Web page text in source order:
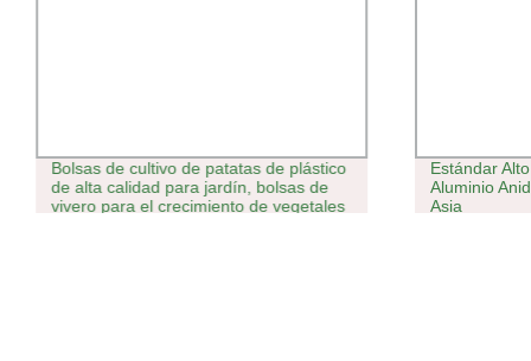
Bolsas de cultivo de patatas de plástico
de alta calidad para jardín, bolsas de
vivero para el crecimiento de vegetales
Estándar
Aluminio
Asia